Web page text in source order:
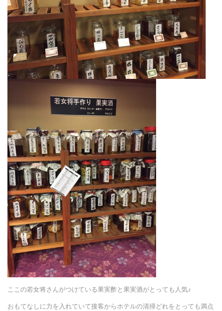
ここの若女将さんがつけている果実酢と果実酒がとっても人気♪
おもてなしに力を入れていて接客からホテルの清掃どれをとっても満点